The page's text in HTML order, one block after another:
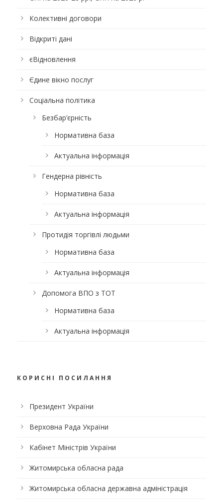
Колективні договори
Відкриті дані
єВідновлення
Єдине вікно послуг
Соціальна політика
Безбар’єрність
Нормативна база
Актуальна інформація
Гендерна рівність
Нормативна база
Актуальна інформація
Протидія торгівлі людьми
Нормативна база
Актуальна інформація
Допомога ВПО з ТОТ
Нормативна база
Актуальна інформація
КОРИСНІ ПОСИЛАННЯ
Президент України
Верховна Рада України
Кабінет Міністрів України
Житомирська обласна рада
Житомирська обласна державна адміністрація